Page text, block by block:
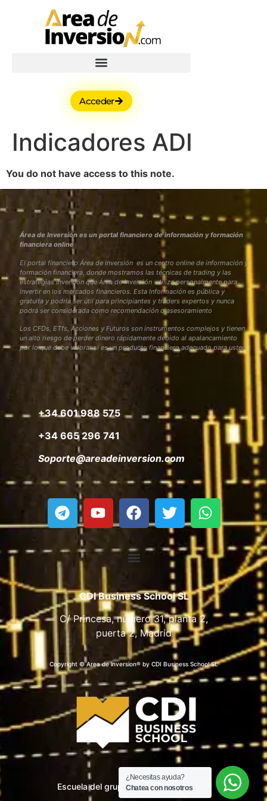
Acceder
Indicadores ADI
You do not have access to this note.
Área de Inversión es un portal financiero de información y formación
financiera online
El portal financiero Área de Inversión es un centro online de información y
formación financiera, donde mostramos las técnicas de trading y las
estrategias inversión que Área de Inversión utiliza personalmente para
invertir en los mercados financieros. Esta Información es pública y
gratuita y podría ser útil para principiantes y traders expertos y nunca
podrá ser considerada como recomendación o asesoramiento
Los CFDs, ETfs, Acciones y Futuros son instrumentos complejos y tienen
un alto riesgo de perder dinero rápidamente debido al apalancamiento
por lo que debe valorar si es un producto financiero adecuado para usted
+34 601 988 575
+34 665 296 741
Soporte@areadeinversion.com
CDI Business School SL
C/ Princesa, número 31, planta 2,
puerta 2, Madrid
Copyright © Area de inversion® by CDI Business School SL
Escuela del grupo CDI Business School
¿Necesitas ayuda?
Chatea con nosotros